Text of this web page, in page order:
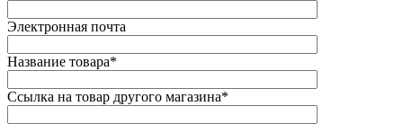
Электронная почта
Название товара*
Ссылка на товар другого магазина*